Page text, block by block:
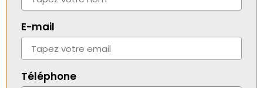
E-mail
Téléphone